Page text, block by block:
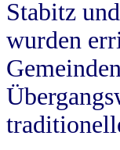
Stabitz
wurden